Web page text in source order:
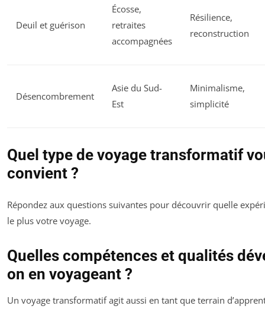
Deuil et guérison
Écosse,
retraites
accompagnées
Résilience,
reconstruction
Désencombrement
Asie du Sud-
Est
Minimalisme,
simplicité
Quel type de voyage transformatif
convient ?
Répondez aux questions suivantes pour découvrir quelle
le plus votre voyage.
Quelles compétences et qualités
on en voyageant ?
Un voyage transformatif agit aussi en tant que terrain